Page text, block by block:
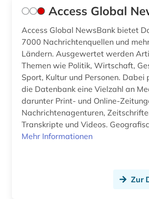
buchbestand (1)
buchführung (2)
bundesangestelltentarif (1)
bundesarbeitsgericht (1)
bundesbeamtengesetz (2009) (1)
bundesdatenschutzgesetz (4)
Access Global
Access Global NewsBank bietet
7000 Nachrichtenquellen und
Ländern. Ausgewertet werden
Themen wie Politik, Wirtschaft,
Sport, Kultur und Personen. Dabei
die Datenbank eine Vielzahl an
darunter Print- und Online-
Nachrichtenagenturen,
Transkripte und
Mehr Informationen
Zur